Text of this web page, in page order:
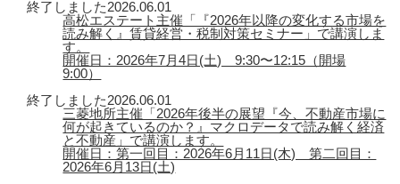
終了しました2026.06.01
高松エステート主催「『2026年以降の変化する市場を
読み解く』賃貸経営・税制対策セミナー」で講演しま
す。
開催日：2026年7月4日(土) 9:30〜12:15（開場
9:00）
終了しました2026.06.01
三菱地所主催「2026年後半の展望『今、不動産市場に
何が起きているのか？』マクロデータで読み解く経済
と不動産」で講演します。
開催日：第一回目：2026年6月11日(木) 第二回目：
2026年6月13日(土)